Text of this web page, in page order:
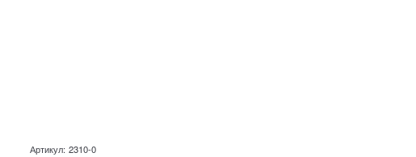
Артикул: 2310-0